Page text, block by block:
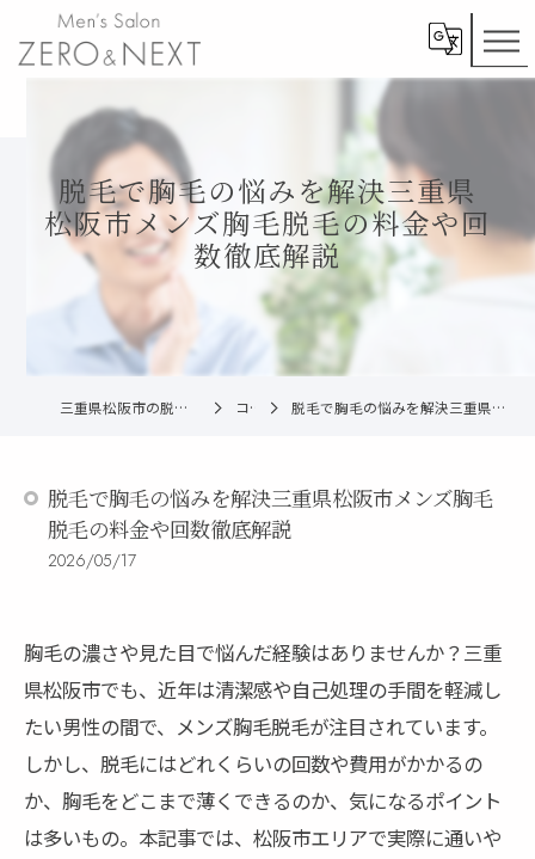
脱毛で胸毛の悩みを解決三重県
松阪市メンズ胸毛脱毛の料金や回
数徹底解説
三重県松阪市の脱毛ならメンズ脱毛ZERO松阪店 コラム 脱毛で胸毛の悩みを解決三重県松阪市メンズ胸毛脱毛の料金や回数徹底解説
脱毛で胸毛の悩みを解決三重県松阪市メンズ胸毛
脱毛の料金や回数徹底解説
2026/05/17
胸毛の濃さや見た目で悩んだ経験はありませんか？三重
県松阪市でも、近年は清潔感や自己処理の手間を軽減し
たい男性の間で、メンズ胸毛脱毛が注目されています。
しかし、脱毛にはどれくらいの回数や費用がかかるの
か、胸毛をどこまで薄くできるのか、気になるポイント
は多いもの。本記事では、松阪市エリアで実際に通いや